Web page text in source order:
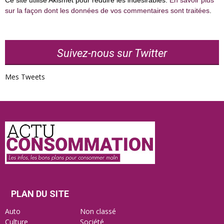
sur la façon dont les données de vos commentaires sont traitées
Suivez-nous sur Twitter
Mes Tweets
PLAN DU SITE
Auto
Non classé
Culture
Société